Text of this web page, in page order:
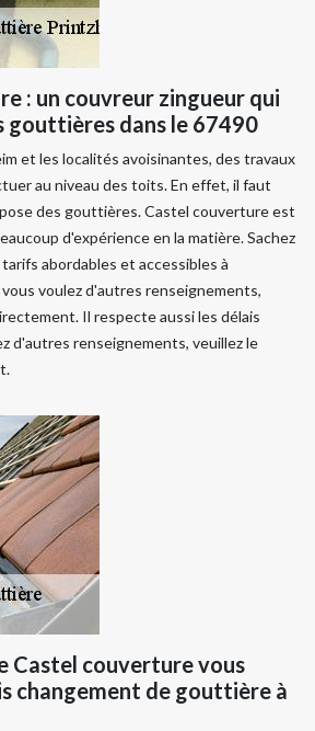
: un couvreur zingueur qui
gouttières dans le 67490
et les localités avoisinantes, des travaux
au niveau des toits. En effet, il faut
des gouttières. Castel couverture est
d'expérience en la matière. Sachez
abordables et accessibles à
voulez d'autres renseignements,
Il respecte aussi les délais
d'autres renseignements, veuillez le
Castel couverture vous
changement de gouttière à